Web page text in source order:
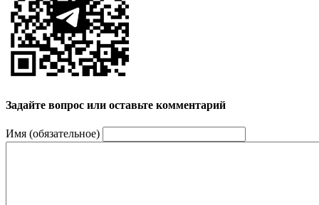
Задайте вопрос или оставьте комментарий
Имя (обязательное)